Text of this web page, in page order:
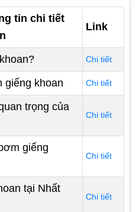
tin chi tiết
Link
Chi tiết
giếng khoan Chi tiết
trọng của
Chi tiết
giếng
Chi tiết
tại Nhất
Chi tiết